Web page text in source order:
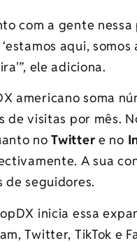
com a gente
aqui,
ele adiciona.
americano soma
de visitas por mês.
noTwitter e no
A sua
de seguidores.
inicia essa
Twitter, TikTok e